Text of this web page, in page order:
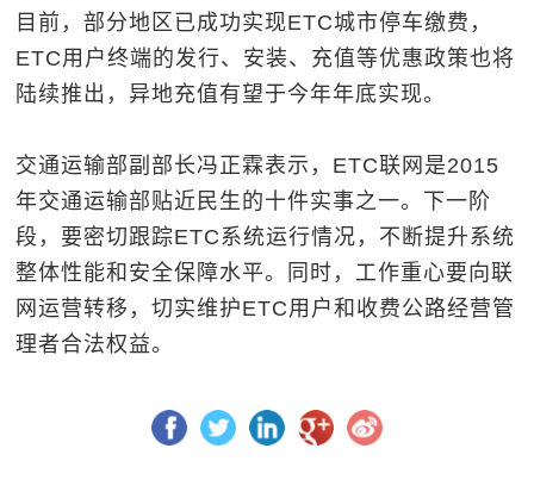
目前，部分地区已成功实现ETC城市停车缴费，
ETC用户终端的发行、安装、充值等优惠政策也将
陆续推出，异地充值有望于今年年底实现。
交通运输部副部长冯正霖表示，ETC联网是2015
年交通运输部贴近民生的十件实事之一。下一阶
段，要密切跟踪ETC系统运行情况，不断提升系统
整体性能和安全保障水平。同时，工作重心要向联
网运营转移，切实维护ETC用户和收费公路经营管
理者合法权益。